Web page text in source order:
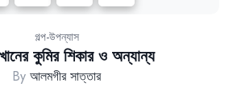
গল্প-উপন্যাস
কুমির শিকার ও অন্যান্য
By আলমগীর সাত্তার